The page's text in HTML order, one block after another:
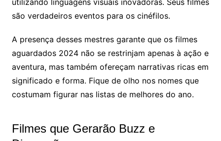
utilizando linguagens visuais inovadoras. Seus filmes
são verdadeiros eventos para os cinéfilos.
A presença desses mestres garante que os filmes
aguardados 2024 não se restrinjam apenas à ação e
aventura, mas também ofereçam narrativas ricas em
significado e forma. Fique de olho nos nomes que
costumam figurar nas listas de melhores do ano.
Filmes que Gerarão Buzz e